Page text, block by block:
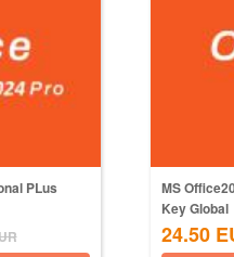
PLus
MS
Key Global
24.50